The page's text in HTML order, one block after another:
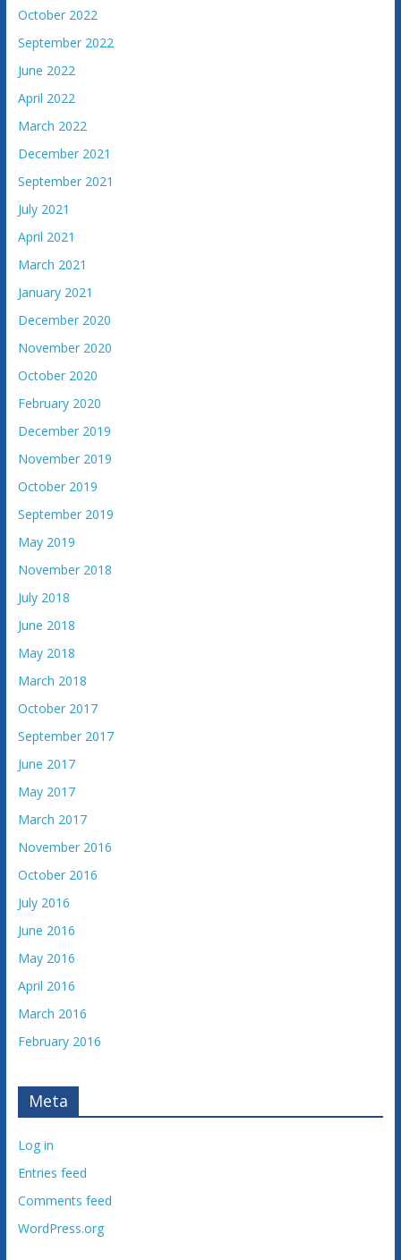
g
o
v
i
n
e
October 2022
September 2022
June 2022
April 2022
March 2022
December 2021
September 2021
July 2021
April 2021
March 2021
January 2021
December 2020
November 2020
October 2020
February 2020
December 2019
November 2019
October 2019
September 2019
May 2019
November 2018
July 2018
June 2018
May 2018
March 2018
October 2017
September 2017
June 2017
May 2017
March 2017
November 2016
October 2016
July 2016
June 2016
May 2016
April 2016
March 2016
February 2016
Meta
Log in
Entries feed
Comments feed
WordPress.org